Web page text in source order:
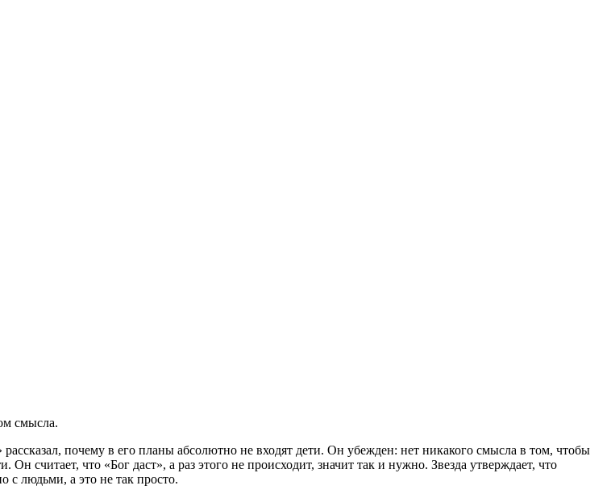
смысла.
почему в его планы абсолютно не входят дети. Он убежден: нет никакого смысла в том, чтобы
Он считает, что «Бог даст», а раз этого не происходит, значит так и нужно. Звезда утверждает, что
с людьми, а это не так просто.